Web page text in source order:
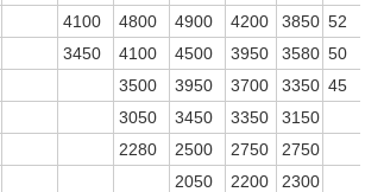
4100 4800 4900 4200 3850 52
3450 4100 4500 3950 3580 50
3500 3950 3700 3350 45
3050 3450 3350
3150
2280 2500 2750
2750
2050 2200
2300